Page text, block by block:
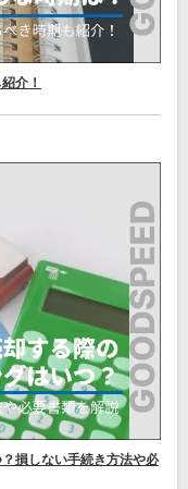
介！
損しない手続き方法や必